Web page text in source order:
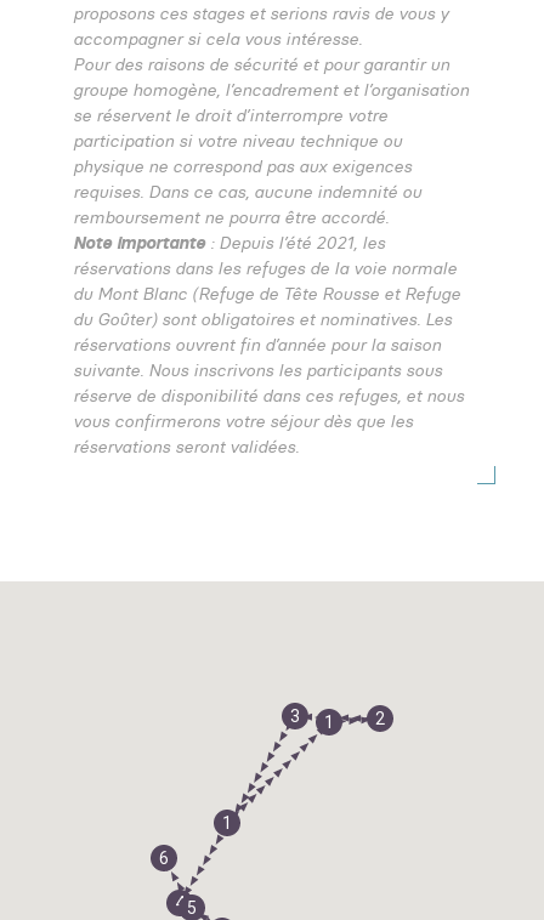
proposons ces stages et serions ravis de vous y
accompagner si cela vous intéresse.
Pour des raisons de sécurité et pour garantir un
groupe homogène, l’encadrement et l’organisation
se réservent le droit d’interrompre votre
participation si votre niveau technique ou
physique ne correspond pas aux exigences
requises. Dans ce cas, aucune indemnité ou
remboursement ne pourra être accordé.
Note importante: Depuis l’été 2021, les
réservations dans les refuges de la voie normale
du Mont Blanc (Refuge de Tête Rousse et Refuge
du Goûter) sont obligatoires et nominatives. Les
réservations ouvrent fin d’année pour la saison
suivante. Nous inscrivons les participants sous
réserve de disponibilité dans ces refuges, et nous
vous confirmerons votre séjour dès que les
réservations seront validées.
1
1 2
3
4 5
6